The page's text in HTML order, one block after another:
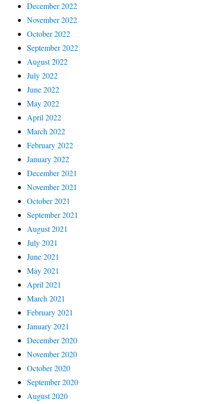
December 2022
November 2022
October 2022
September 2022
August 2022
July 2022
June 2022
May 2022
April 2022
March 2022
February 2022
January 2022
December 2021
November 2021
October 2021
September 2021
August 2021
July 2021
June 2021
May 2021
April 2021
March 2021
February 2021
January 2021
December 2020
November 2020
October 2020
September 2020
August 2020